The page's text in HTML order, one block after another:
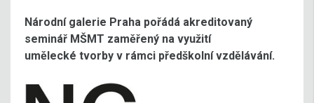
Národní galerie Praha pořádá akreditovaný
seminář MŠMT zaměřený na využití
umělecké tvorby v rámci předškolní vzdělávání.